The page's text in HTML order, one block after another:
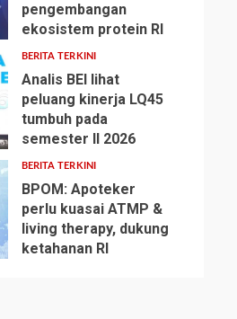
pengembangan
ekosistem protein RI
BERITA TERKINI
Analis BEI lihat
peluang kinerja LQ45
tumbuh pada
semester II 2026
BERITA TERKINI
BPOM: Apoteker
perlu kuasai ATMP &
living therapy, dukung
ketahanan RI